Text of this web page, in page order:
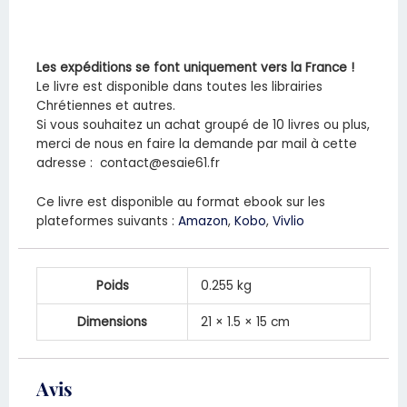
Les expéditions se font uniquement vers la France !
Le livre est disponible dans toutes les librairies
Chrétiennes et autres.
Si vous souhaitez un achat groupé de 10 livres ou plus,
merci de nous en faire la demande par mail à cette
adresse : contact@esaie61.fr
Ce livre est disponible au format ebook sur les
plateformes suivants : Amazon, Kobo, Vivlio
Poids 0.255 kg
Dimensions 21 × 1.5 × 15 cm
Avis